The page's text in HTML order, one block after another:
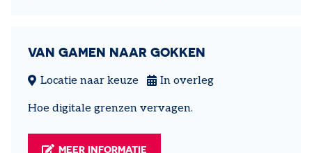
VAN GAMEN NAAR GOKKEN
Locatie naar keuze In overleg
Hoe digitale grenzen vervagen.
MEER INFORMATIE